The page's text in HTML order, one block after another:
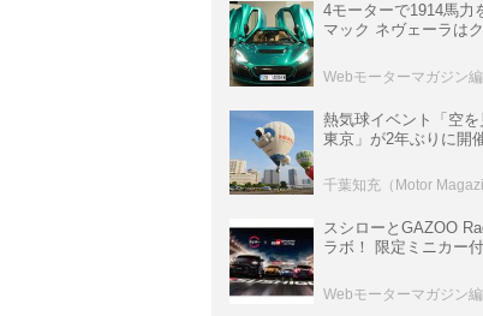
4モーターで1914馬力
マック ネヴェーラは
ロニクル・完全版／
Webモーターマガジン
熱気球イベント「空を
東京」が2年ぶりに開
室などのコンテンツも
スシローとGAZOO
ラボ！ 限定ミニカー
ト体験があたる抽選企
開
Webモーターマガジン